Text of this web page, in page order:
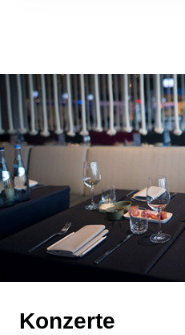
Konzerte